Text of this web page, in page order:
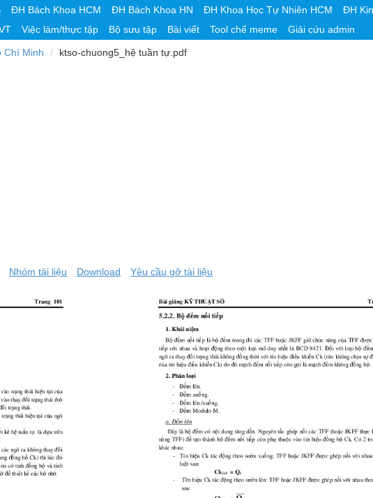
ĐH Bách Khoa HCM ĐH Bách Khoa HN ĐH Khoa Học Tự Nhiên HCM ĐH
Việc làm/thực tập Bộ sưu tập Bài viết Tool chế meme Giải cứu admin
Chí Minh ktso-chuong5_hệ tuần tự.pdf
Nhóm tài liệu Download Yêu cầu gỡ tài liệu